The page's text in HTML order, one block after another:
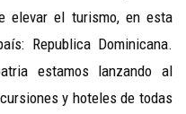
elevar el turismo, en esta
Republica Dominicana.
estamos lanzando al
y hoteles de todas